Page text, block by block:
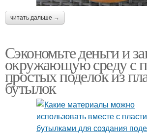
читать дальше →
Сэкономьте деньги и
окружающую среду с
простых поделок из
бутылок